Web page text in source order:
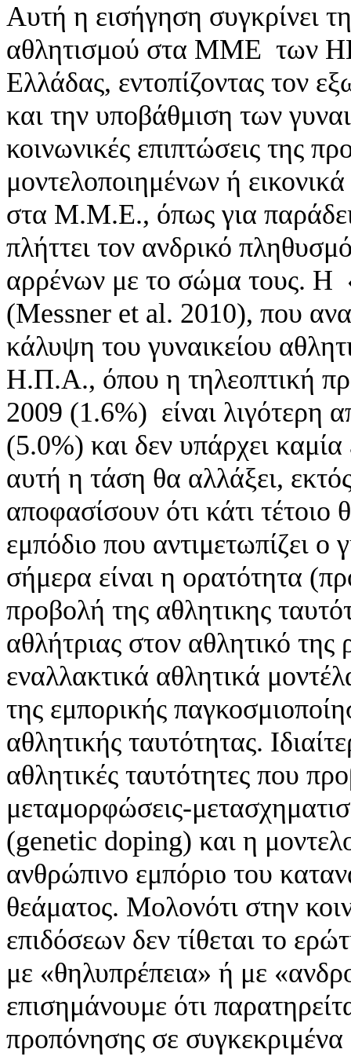
Αυτή η εισήγηση συγκρίνει
αθλητισμού στα MME των
Ελλάδας, εντοπίζοντας τον
και την υποβάθμιση των
κοινωνικές επιπτώσεις της
μοντελοποιημένων ή
στα Μ.Μ.Ε., όπως για
πλήττει τον ανδρικό
αρρένων με το σώμα τους. Η
(Messner et al. 2010), που
κάλυψη του γυναικείου
Η.Π.Α., όπου η τηλεοπτική
2009 (1.6%) είναι λιγότερη
(5.0%) και δεν υπάρχει καμία
αυτή η τάση θα αλλάξει,
αποφασίσουν ότι κάτι
εμπόδιο που αντιμετωπίζει ο
σήμερα είναι η ορατότητα
προβολή της αθλητικης
αθλήτριας στον αθλητικό
εναλλακτικά αθλητικά
της εμπορικής
αθλητικής ταυτότητας.
αθλητικές ταυτότητες που
μεταμορφώσεις-
(genetic doping) και η
ανθρώπινο εμπόριο του
θεάματος. Μολονότι στην
επιδόσεων δεν τίθεται το
με «θηλυπρέπεια» ή με
επισημάνουμε ότι
προπόνησης σε